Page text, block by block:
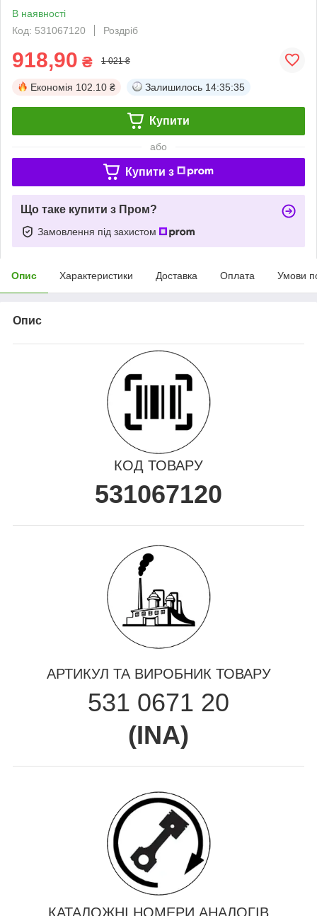
В наявності
Код: 531067120
Роздріб
918,90 ₴ 1 021 ₴
Економія 102.10 ₴ Залишилось 14:35:34
Купити
або
Купити з
Що таке купити з Пром?
Замовлення під захистом
Опис Характеристики Доставка Оплата Умови
Опис
КОД ТОВАРУ
531067120
АРТИКУЛ ТА ВИРОБНИК ТОВАРУ
531 0671 20
(INA)
КАТАЛОЖНІ НОМЕРИ АНАЛОГІВ